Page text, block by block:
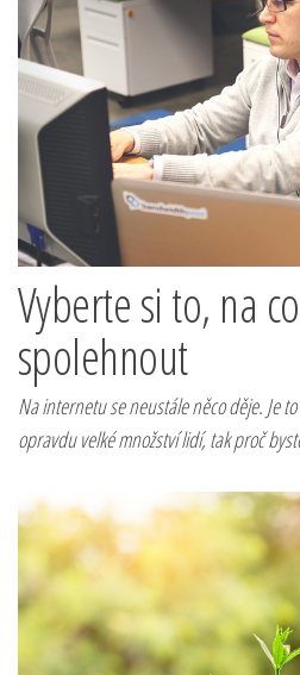
Vyberte si to, na
spolehnout
Na internetu se neustále něco děje. Je
opravdu velké množství lidí, tak proč